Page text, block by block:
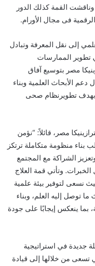
القمة كذلك الدور
فى مجال الأورام.
إلى نقل المعرفة وتبادل
تطوير الممارسات
مصر بتوسيع آفاق
دعم الأبحاث العلمية وبناء
بهدف تطويرنظام صحى
مصر، قائلاً: “نؤمن
بناء منظومة متكاملة ترتكز
الشراكة مع المجتمع
وتأتي قمة العلاج
نسعى لتوفير بيئة علمية
توصل إليه العلم، وبناء
بما ينعكس إيجابًا على جودة
جديدة في استراتيجية
تسعى من خلالها إلى قيادة